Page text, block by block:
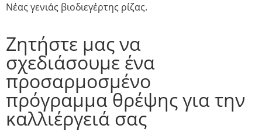
Νέας γενιάς βιοδιεγέρτης ρίζας.
Ζητήστε μας να
σχεδιάσουμε ένα
προσαρμοσμένο
πρόγραμμα θρέψης για την
καλλιέργειά σας